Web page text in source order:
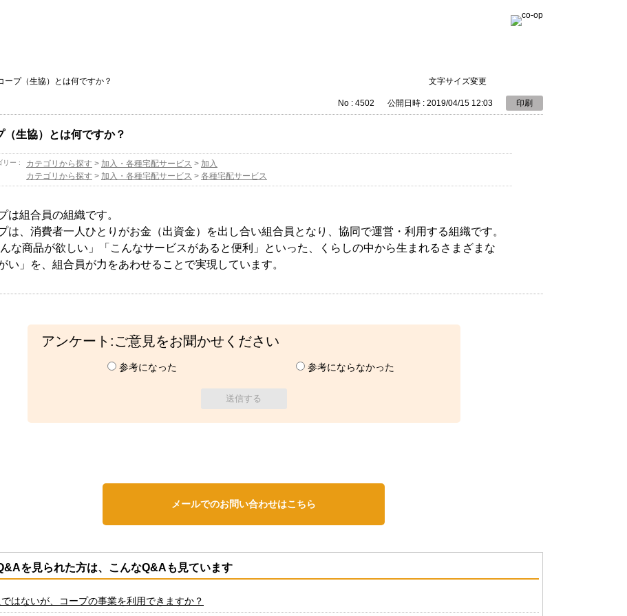
文字サイズ変更
ープ（生協）とは何ですか？
No : 4502 公開日時 : 2019/04/15 12:03 印刷
（生協）とは何ですか？
リー : カテゴリから探す > 加入・各種宅配サービス > 加入
カテゴリから探す > 加入・各種宅配サービス > 各種宅配サービス
は組合員の組織です。
は、消費者一人ひとりがお金（出資金）を出し合い組合員となり、協同で運営・利用する組織です。
んな商品が欲しい」「こんなサービスがあると便利」といった、くらしの中から生まれるさまざまな
がい」を、組合員が力をあわせることで実現しています。
アンケート:ご意見をお聞かせください
参考になった 参考にならなかった
メールでのお問い合わせはこちら
を見られた方は、こんなQ&Aも見ています
はないが、コープの事業を利用できますか？